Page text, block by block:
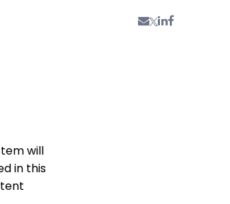
will
in this